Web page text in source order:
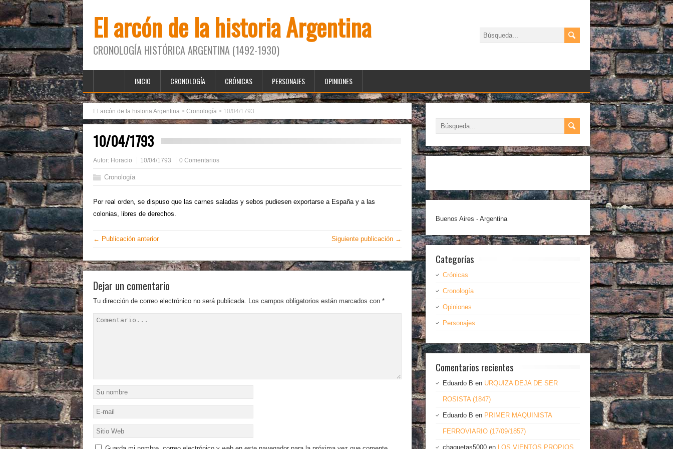
El arcón de la historia Argentina
CRONOLOGÍA HISTÓRICA ARGENTINA (1492-1930)
INICIO CRONOLOGÍA CRÓNICAS PERSONAJES OPINIONES
El arcón de la historia Argentina > Cronología > 10/04/1793
10/04/1793
Autor: Horacio 10/04/1793 0 Comentarios
Cronología
Por real orden, se dispuso que las carnes saladas y sebos pudiesen exportarse a España y a las
colonias, libres de derechos.
← Publicación anterior Siguiente publicación →
Dejar un comentario
Tu dirección de correo electrónico no será publicada. Los campos obligatorios están marcados con *
Buenos Aires - Argentina
Categorías
Crónicas
Cronología
Opiniones
Personajes
Comentarios recientes
Eduardo B en URQUIZA DEJA DE SER
ROSISTA (1847)
Eduardo B en PRIMER MAQUINISTA
FERROVIARIO (17/09/1857)
chaquetas5000 en LOS VIENTOS PROPIOS